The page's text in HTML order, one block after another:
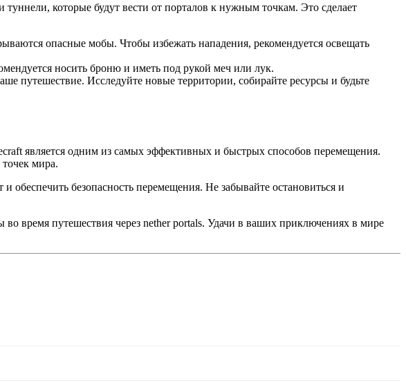
которые будут вести от порталов к нужным точкам. Это сделает
опасные мобы. Чтобы избежать нападения, рекомендуется освещать
носить броню и иметь под рукой меч или лук.
путешествие. Исследуйте новые территории, собирайте ресурсы и будьте
является одним из самых эффективных и быстрых способов перемещения.
мира.
обеспечить безопасность перемещения. Не забывайте остановиться и
время путешествия через nether portals. Удачи в ваших приключениях в мире